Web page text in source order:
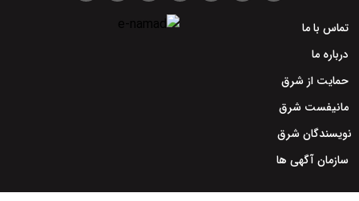
تماس با ما
درباره ما
حمایت از شرق
مانیفست شرق
نویسندگان شرق
سازمان آگهی ها